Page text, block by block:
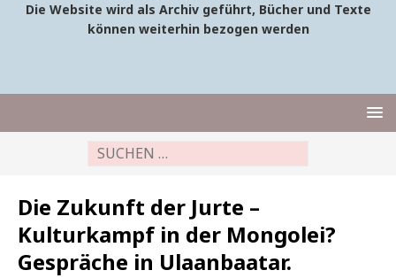
Die Website wird als Archiv geführt, Bücher und Texte
können weiterhin bezogen werden
Die Zukunft der Jurte –
Kulturkampf in der Mongolei?
Gespräche in Ulaanbaatar.